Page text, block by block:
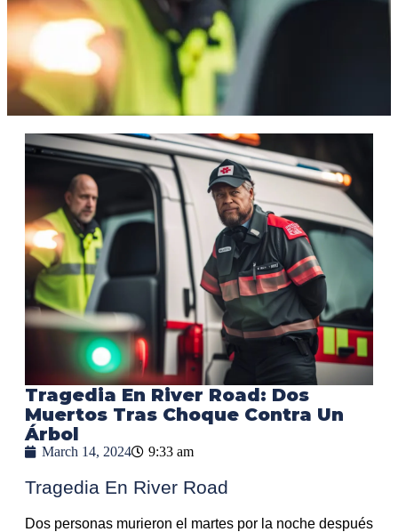
Tragedia En River Road: Dos
Muertos Tras Choque Contra Un
Árbol
March 14, 2024 9:33 am
Tragedia En River Road
Dos personas murieron el martes por la noche después